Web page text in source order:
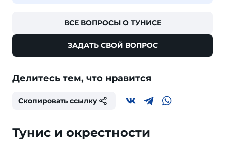
ВСЕ ВОПРОСЫ О ТУНИСЕ
ЗАДАТЬ СВОЙ ВОПРОС
Делитесь тем, что нравится
Скопировать ссылку
Тунис и окрестности